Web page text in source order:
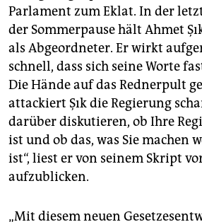
Parlament zum Eklat. In der
der Sommerpause hält Ahmet
als Abgeordneter. Er wirkt
schnell, dass sich seine Worte
Die Hände auf das Rednerpult
attackiert Şık die Regierung
darüber diskutieren, ob Ihre
ist und ob das, was Sie machen
ist“, liest er von seinem Skript
aufzublicken.
„Mit diesem neuen